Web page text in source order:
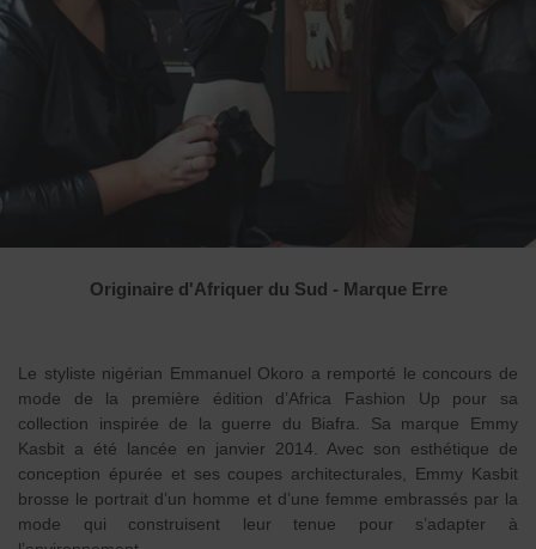
Originaire d'Afriquer du Sud - Marque Erre
Le styliste nigérian Emmanuel Okoro a remporté le concours de
mode de la première édition d’Africa Fashion Up pour sa
collection inspirée de la guerre du Biafra. Sa marque Emmy
Kasbit a été lancée en janvier 2014. Avec son esthétique de
conception épurée et ses coupes architecturales, Emmy Kasbit
brosse le portrait d’un homme et d’une femme embrassés par la
mode qui construisent leur tenue pour s’adapter à